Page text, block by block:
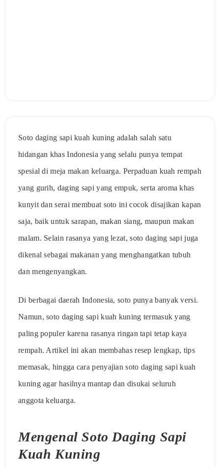
Soto daging sapi kuah kuning adalah salah satu
hidangan khas Indonesia yang selalu punya tempat
spesial di meja makan keluarga. Perpaduan kuah rempah
yang gurih, daging sapi yang empuk, serta aroma khas
kunyit dan serai membuat soto ini cocok disajikan kapan
saja, baik untuk sarapan, makan siang, maupun makan
malam. Selain rasanya yang lezat, soto daging sapi juga
dikenal sebagai makanan yang menghangatkan tubuh
dan mengenyangkan.
Di berbagai daerah Indonesia, soto punya banyak versi.
Namun, soto daging sapi kuah kuning termasuk yang
paling populer karena rasanya ringan tapi tetap kaya
rempah. Artikel ini akan membahas resep lengkap, tips
memasak, hingga cara penyajian soto daging sapi kuah
kuning agar hasilnya mantap dan disukai seluruh
anggota keluarga.
Mengenal Soto Daging Sapi
Kuah Kuning